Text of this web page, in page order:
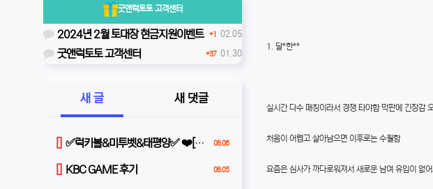
1. 달*한**
실시간 다수 매칭이라서 경쟁 타야함 막판에 긴장감
처음이 어렵고 살아남으면 이후로는 수월함
요즘은 심사가 까다로워져서 새로운 남여 유입이 없
굿앤럭토토고객센터
+1 02.05
2024년 2월 토대장 현금지원이벤트
+37 01.30
굿앤럭토토 고객센터
새 글 새 댓글
08.06
✅럭키볼&미투벳&태평양✅ ❤️[무제재 무사고]❤️빠른충환❤️완전 무제재❤️100%받치기❤️
08.05
KBC GAME 후기